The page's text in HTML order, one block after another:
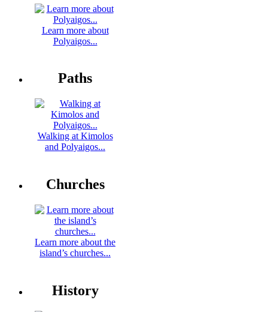
Learn more about
Polyaigos...
Paths
Walking at Kimolos
and Polyaigos...
Churches
Learn more about the
island’s churches...
History